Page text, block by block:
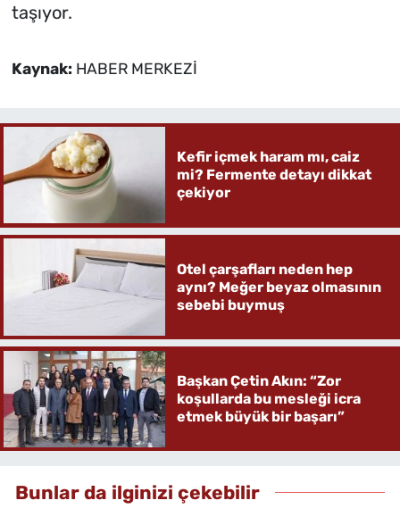
taşıyor.
Kaynak: HABER MERKEZİ
Kefir içmek haram mı, caiz
mi? Fermente detayı dikkat
çekiyor
Otel çarşafları neden hep
aynı? Meğer beyaz olmasının
sebebi buymuş
Başkan Çetin Akın: “Zor
koşullarda bu mesleği icra
etmek büyük bir başarı”
Bunlar da ilginizi çekebilir